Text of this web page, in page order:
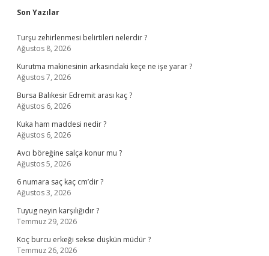
Sidebar
Son Yazılar
Turşu zehirlenmesi belirtileri nelerdir ?
Ağustos 8, 2026
Kurutma makinesinin arkasındaki keçe ne işe yarar ?
Ağustos 7, 2026
Bursa Balıkesir Edremit arası kaç ?
Ağustos 6, 2026
Kuka ham maddesi nedir ?
Ağustos 6, 2026
Avcı böreğine salça konur mu ?
Ağustos 5, 2026
6 numara saç kaç cm’dir ?
Ağustos 3, 2026
Tuyug neyin karşılığıdır ?
Temmuz 29, 2026
Koç burcu erkeği sekse düşkün müdür ?
Temmuz 26, 2026